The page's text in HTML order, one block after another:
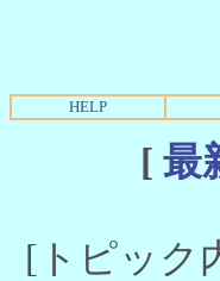
HELP
[ 最
[トピック